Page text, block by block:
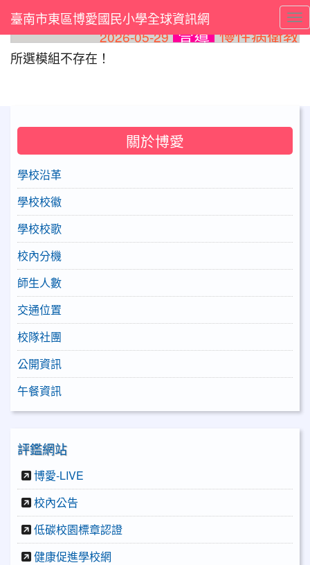
臺南市東區博愛國民小學全球資訊網
2026-05-29 宣導 慢性病衛教
所選模組不存在！
關於博愛
學校沿革
學校校徽
學校校歌
校內分機
師生人數
交通位置
校隊社團
公開資訊
午餐資訊
評鑑網站
博愛-LIVE
校內公告
低碳校園標章認證
健康促進學校網